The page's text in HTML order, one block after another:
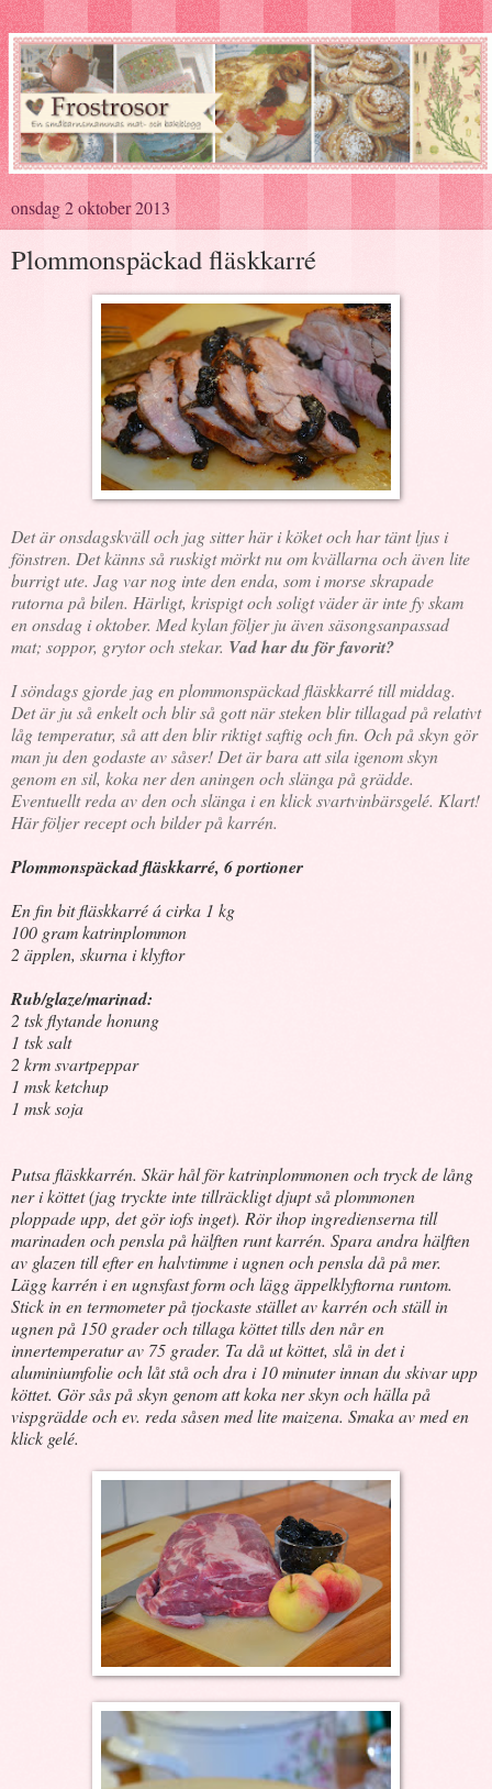
onsdag 2 oktober 2013
Plommonspäckad fläskkarré
Det är onsdagskväll och jag sitter här i köket och har tänt ljus i
fönstren. Det känns så ruskigt mörkt nu om kvällarna och även lite
burrigt ute. Jag var nog inte den enda, som i morse skrapade
rutorna på bilen. Härligt, krispigt och soligt väder är inte fy skam
en onsdag i oktober. Med kylan följer ju även säsongsanpassad
mat; soppor, grytor och stekar. Vad har du för favorit?
I söndags gjorde jag en plommonspäckad fläskkarré till middag.
Det är ju så enkelt och blir så gott när steken blir tillagad på relativt
låg temperatur, så att den blir riktigt saftig och fin. Och på skyn gör
man ju den godaste av såser! Det är bara att sila igenom skyn
genom en sil, koka ner den aningen och slänga på grädde.
Eventuellt reda av den och slänga i en klick svartvinbärsgelé. Klart!
Här följer recept och bilder på karrén.
Plommonspäckad fläskkarré, 6 portioner
En fin bit fläskkarré á cirka 1 kg
100 gram katrinplommon
2 äpplen, skurna i klyftor
Rub/glaze/marinad:
2 tsk flytande honung
1 tsk salt
2 krm svartpeppar
1 msk ketchup
1 msk soja
Putsa fläskkarrén. Skär hål för katrinplommonen och tryck de lång
ner i köttet (jag tryckte inte tillräckligt djupt så plommonen
ploppade upp, det gör iofs inget). Rör ihop ingredienserna till
marinaden och pensla på hälften runt karrén. Spara andra hälften
av glazen till efter en halvtimme i ugnen och pensla då på mer.
Lägg karrén i en ugnsfast form och lägg äppelklyftorna runtom.
Stick in en termometer på tjockaste stället av karrén och ställ in
ugnen på 150 grader och tillaga köttet tills den når en
innertemperatur av 75 grader. Ta då ut köttet, slå in det i
aluminiumfolie och låt stå och dra i 10 minuter innan du skivar upp
köttet. Gör sås på skyn genom att koka ner skyn och hälla på
vispgrädde och ev. reda såsen med lite maizena. Smaka av med en
klick gelé.